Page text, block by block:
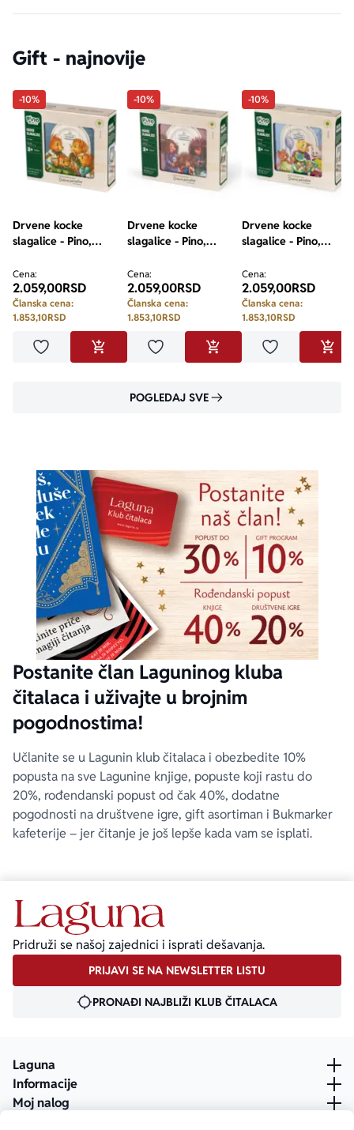
Gift - najnovije
-10%
Drvene kocke
slagalice - Pino,
Veverići, 9 elemenata
Cena:
2.059,00RSD
Članska cena:
1.853,10RSD
Dodaj u omiljeneDODAJ U KORPU
-10%
Drvene kocke
slagalice - Pino,
Ježević, 9 elemenata
Cena:
2.059,00RSD
Članska cena:
1.853,10RSD
Dodaj u omiljeneDODAJ U KORPU
-10%
Drvene kocke
slagalice - Pino,
Predići, 9 elemenata
Cena:
2.059,00RSD
Članska cena:
1.853,10RSD
Dodaj u
POGLEDAJ SVE
Postanite član Laguninog kluba
čitalaca i uživajte u brojnim
pogodnostima!
Učlanite se u Lagunin klub čitalaca i obezbedite 10%
popusta na sve Lagunine knjige, popuste koji rastu do
20%, rođendanski popust od čak 40%, dodatne
pogodnosti na društvene igre, gift asortiman i Bukmarker
kafeterije – jer čitanje je još lepše kada vam se isplati.
Pridruži se našoj zajednici i isprati dešavanja.
PRIJAVI SE NA NEWSLETTER LISTU
PRONAĐI NAJBLIŽI KLUB ČITALACA
Laguna
Informacije
Moj nalog